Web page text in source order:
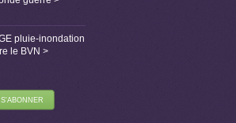
pluie-inondation
le BVN >
S'ABONNER